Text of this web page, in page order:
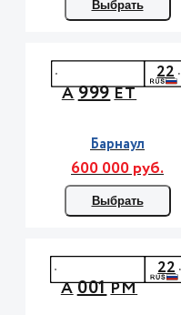
Выбрать
А999ЕТ
22
Барнаул
600 000 руб.
Выбрать
А001РМ
22